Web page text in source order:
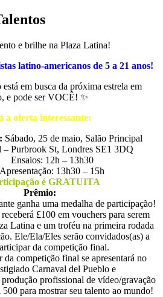
e brilhe na Plaza Latina!
latino-americanos de 5 a 21 anos!
em busca da próxima estrela em
e pode ser VOCÊ! ✨
a oferta interessante:
Sábado, 25 de maio, Salão Principal
Purbrook St, Londres SE1 3DQ
Ensaios: 12h – 13h30
Apresentação: 13h30 – 15h
é GRATUITA
Prêmio:
ganha uma medalha de participação!
£100 em vouchers para serem
Latina e um troféu na primeira rodada
Ele/Ela/Eles serão convidados(as) a
da competição final.
da competição final se apresentará no
Carnaval del Pueblo e
profissional de vídeo/gravação
para mostrar seu talento ao mundo!